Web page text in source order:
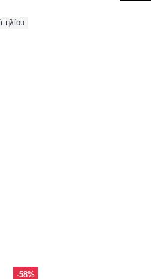
ηλίου
-58%